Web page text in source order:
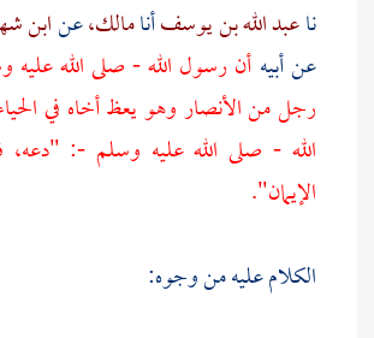
ناعبد الله بن يوسفأنامالك،عنابن
عن أبيه أن رسول الله - صلى الله
رجل من الأنصار وهو يعظ أخاه في
الله - صلى الله عليه وسلم -: "دعه،
الإيمان".
الكلام عليه من وجوه: